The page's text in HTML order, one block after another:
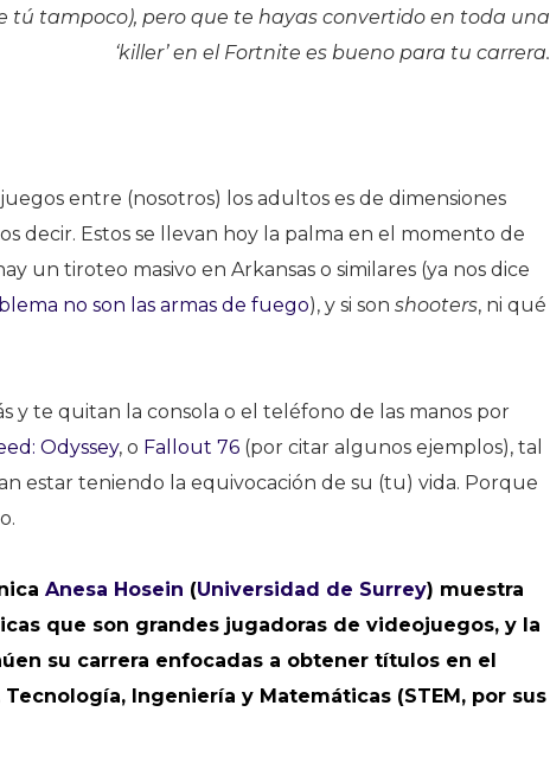
tú tampoco), pero que te hayas convertido en toda una
‘killer’ en el Fortnite es bueno para tu carrera.
entre (nosotros) los adultos es de dimensiones
decir. Estos se llevan hoy la palma en el momento de
un tiroteo masivo en Arkansas o similares (ya nos dice
no son las armas de fuego), y si sonshooters, ni qué
y te quitan la consola o el teléfono de las manos por
Odyssey, o Fallout 76 (por citar algunos ejemplos), tal
estar teniendo la equivocación de su (tu) vida. Porque
Anesa Hosein (Universidad de Surrey) muestra
que son grandes jugadoras de videojuegos, y la
su carrera enfocadas a obtener títulos en el
Ingeniería y Matemáticas (STEM, por sus